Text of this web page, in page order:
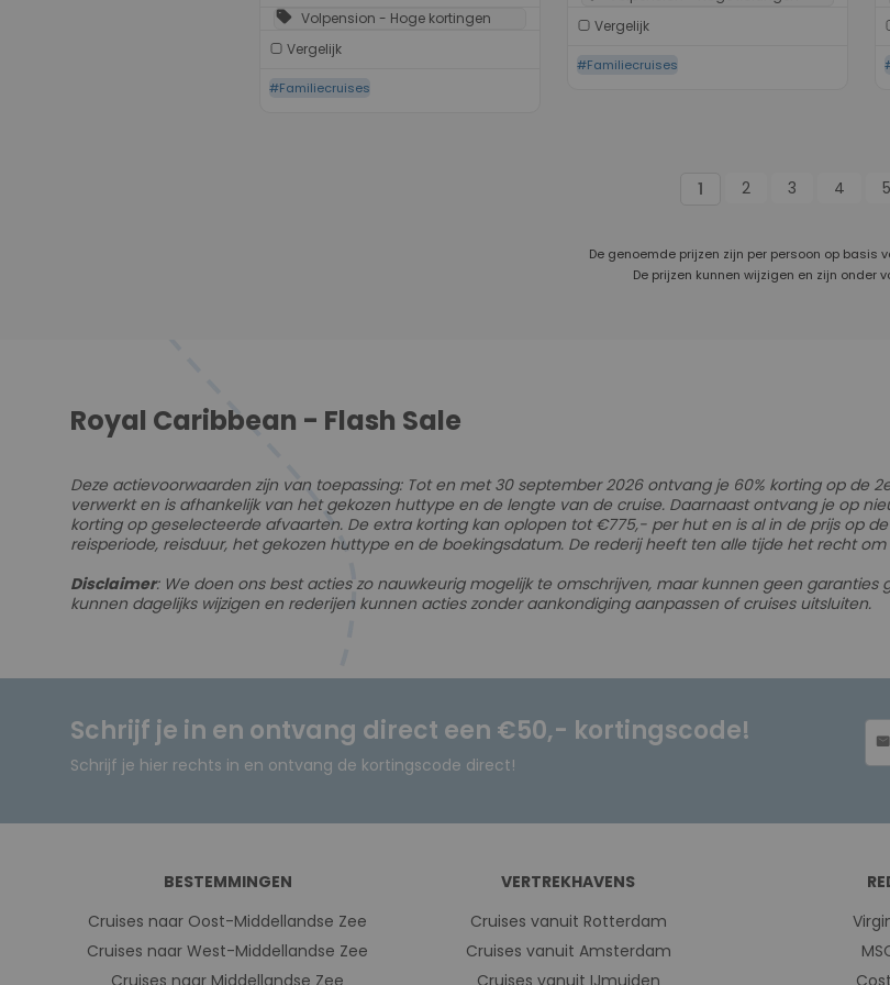
sell Volpension - Hoge kortingen
Vergelijk
#Familiecruises
Vergelijk
#Familiecruises
1 2 3 4 5
De genoemde prijzen zijn per persoon op
De prijzen kunnen wijzigen en zijn onder
Royal Caribbean - Flash Sale
Deze actievoorwaarden zijn van toepassing: Tot en met 30 september 2026 ontvang je 60% korting op de
verwerkt en is afhankelijk van het gekozen huttype en de lengte van de cruise. Daarnaast ontvang je op
korting op geselecteerde afvaarten. De extra korting kan oplopen tot €775,- per hut en is al in de prijs op
reisperiode, reisduur, het gekozen huttype en de boekingsdatum. De rederij heeft ten alle tijde het recht
Disclaimer: We doen ons best acties zo nauwkeurig mogelijk te omschrijven, maar kunnen geen
kunnen dagelijks wijzigen en rederijen kunnen acties zonder aankondiging aanpassen of cruises uitsluiten.
Schrijf je in en ontvang direct een €50,- kortingscode!
Schrijf je hier rechts in en ontvang de kortingscode direct!
mail
BESTEMMINGEN
Cruises naar Oost-Middellandse Zee
Cruises naar West-Middellandse Zee
Cruises naar Middellandse Zee
VERTREKHAVENS
Cruises vanuit Rotterdam
Cruises vanuit Amsterdam
Cruises vanuit IJmuiden